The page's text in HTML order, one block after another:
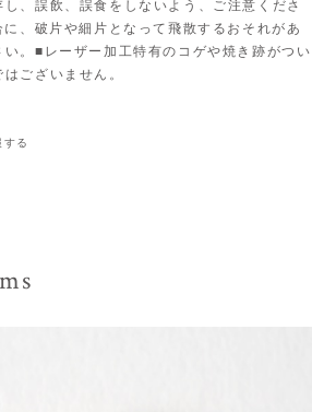
、誤飲、誤食をしないよう、ご注意くださ
、破片や細片となって飛散するおそれがあ
い。■レーザー加工特有のコゲや焼き跡がつい
ございません。
する